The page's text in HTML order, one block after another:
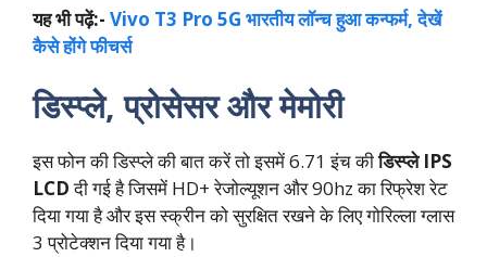
यह भी पढ़ें:- Vivo T3 Pro 5G भारतीय लॉन्च हुआ कन्फर्म, देखें
कैसे होंगे फीचर्स
डिस्प्ले, प्रोसेसर और मेमोरी
इस फोन की डिस्प्ले की बात करें तो इसमें 6.71 इंच कीडिस्प्ले IPS
LCDदी गई है जिसमें HD+ रेजोल्यूशन और 90hz का रिफ्रेश रेट
दिया गया है और इस स्क्रीन को सुरक्षित रखने के लिए गोरिल्ला ग्लास
3 प्रोटेक्शन दिया गया है।